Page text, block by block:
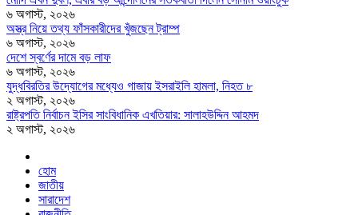
৬ অগাস্ট, ২০২৬
অস্ত্র নিয়ে তথ্য ফাঁসকারীদের খুঁজছেন ট্রাম্প
৬ অগাস্ট, ২০২৬
দেশে স্বর্ণের দামে বড় লাফ
৬ অগাস্ট, ২০২৬
যুদ্ধবিরতির উদ্যোগের মধ্যেও গাজায় ইসরাইলি হামলা, নিহত ৮
২ অগাস্ট, ২০২৬
রাষ্ট্রপতি নির্বাচন ইসির সাংবিধানিক এখতিয়ার: সালাহউদ্দিন আহমদ
২ অগাস্ট, ২০২৬
হোম
জাতীয়
সারাদেশ